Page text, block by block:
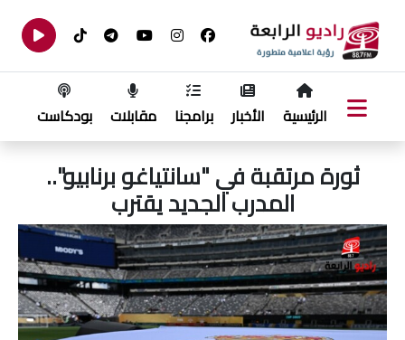
الرئيسية الأخبار برامجنا مقابلات بودكاست
ثورة مرتقبة في "سانتياغو برنابيو"..
المدرب الجديد يقترب